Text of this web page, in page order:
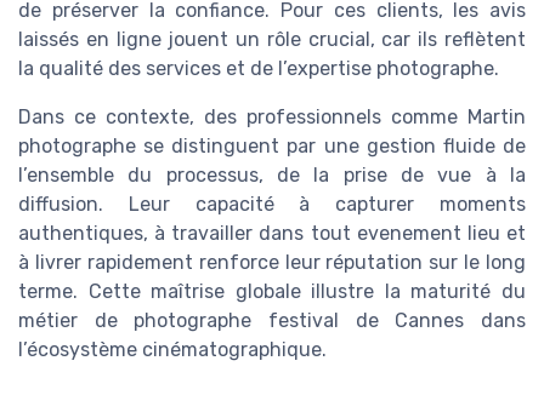
de préserver la confiance. Pour ces clients, les avis
laissés en ligne jouent un rôle crucial, car ils reflètent
la qualité des services et de l’expertise photographe.
Dans ce contexte, des professionnels comme Martin
photographe se distinguent par une gestion fluide de
l’ensemble du processus, de la prise de vue à la
diffusion. Leur capacité à capturer moments
authentiques, à travailler dans tout evenement lieu et
à livrer rapidement renforce leur réputation sur le long
terme. Cette maîtrise globale illustre la maturité du
métier de photographe festival de Cannes dans
l’écosystème cinématographique.